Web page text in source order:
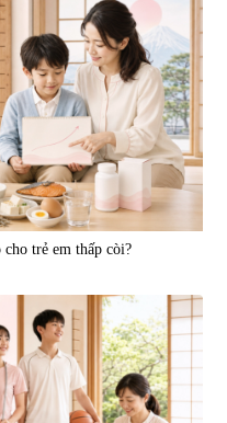
đĩa đệm Kyoto Has 30 viên
|14.560
đ
điều trị đột quỵ Biken Kinase
60 viên
0
đ
trẻ em thấp còi?